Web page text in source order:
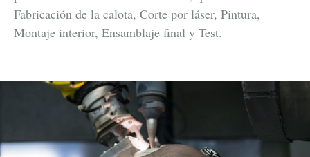
Fabricación de la calota, Corte por láser, Pintura,
Montaje interior, Ensamblaje final y Test.